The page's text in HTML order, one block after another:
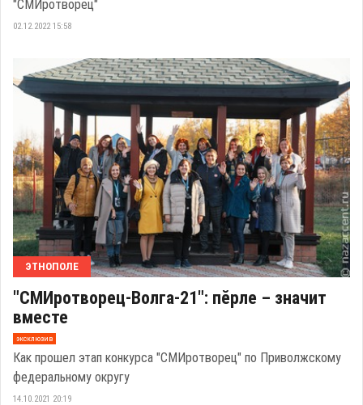
"СМИротворец"
02.12.2022 15:58
ЭТНОПОЛЕ
"СМИротворец-Волга-21": пӗрле – значит
вместе
эксклюзив
Как прошел этап конкурса "СМИротворец" по Приволжскому
федеральному округу
14.10.2021 20:19